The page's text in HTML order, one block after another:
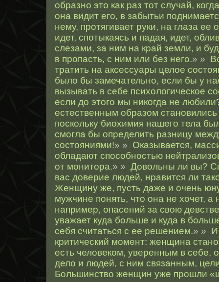
образно это как раз тот случай,
она видит его, в забытьи
нему, протягивает руки, на глаза ее
идет, спотыкаясь и падая, идет,
слезами, за ним на край земли, и
в пропасть, с ним или без него.» »
тратить на аксессуары целое
было бы замечательно, если бы у
вызывать в себе психологическое
если до этого мы никогда не
естественным образом
поскольку биохимия нашего тела
смогла бы определить разницу
состояниями!» » Оказывается,
обладают способностью
от монитора.» » Довольны ли вы?
вас доверие людей, нравится ли
Женщину же, пусть даже и очень
мужчине понять, что она не хочет, а
например, опасений за свою
уважает куда больше и куда в
себя считаться с ее решением.» » И
критический момент: женщина
есть человеком, уверенным в себе,
дело и людей, с ним связанным,
Большинство женщин уже прошли